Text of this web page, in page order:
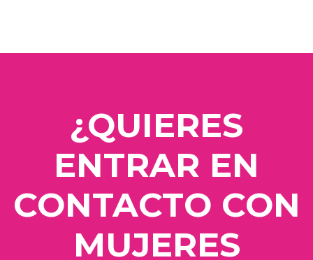
¿QUIERES
ENTRAR EN
CONTACTO CON
MUJERES